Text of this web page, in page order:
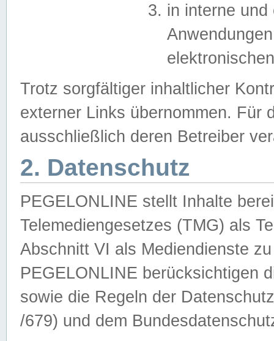
in interne
Trotz sorgfältiger inhaltlicher
externer Links übernommen. Für
ausschließlich deren Betreiber
2. Datenschutz
PEGELONLINE stellt Inhalte
Telemediengesetzes (TMG) als
Abschnitt VI als Mediendienste
PEGELONLINE berücksichtigen
sowie die Regeln der
/679) und dem